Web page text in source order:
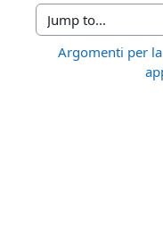
Jump to...
Argomenti per